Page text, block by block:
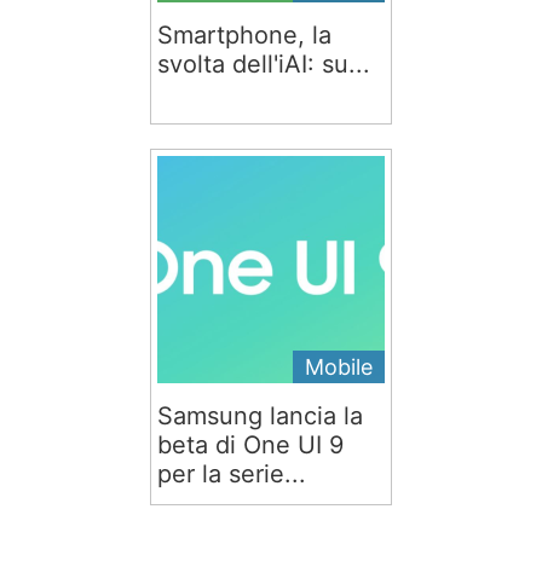
Smartphone, la
svolta dell'iAI: su...
Mobile
Samsung lancia la
beta di One UI 9
per la serie...